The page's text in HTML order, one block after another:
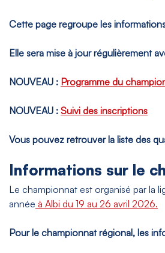
Cette page regroupe les
Elle sera mise à jour régulièrement
NOUVEAU : Programme du
NOUVEAU : Suivi des inscriptions
Vous pouvez retrouver la liste des
Informations sur le
Le championnat est organisé par la
année à Albi du 19 au 26 avril 2026.
Pour le championnat régional, les